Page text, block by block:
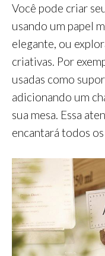
Você pode criar
usando um papel
elegante, ou
criativas. Por
usadas como
adicionando um
sua mesa. Essa
encantará todos